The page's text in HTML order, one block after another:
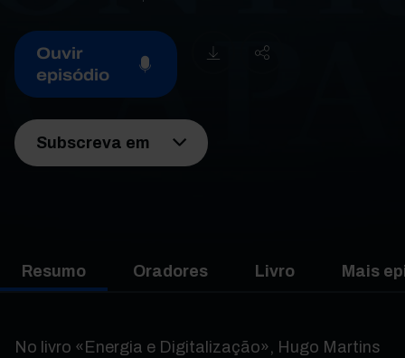
Ouvir
episódio
Subscreva em
Resumo Oradores Livro Mais
No livro «Energia e Digitalização», Hugo Martins